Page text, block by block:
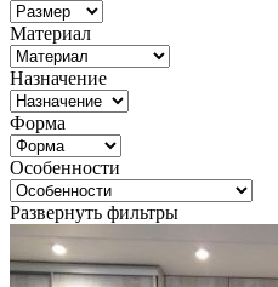
Материал
Назначение
Форма
Особенности
Развернуть фильтры